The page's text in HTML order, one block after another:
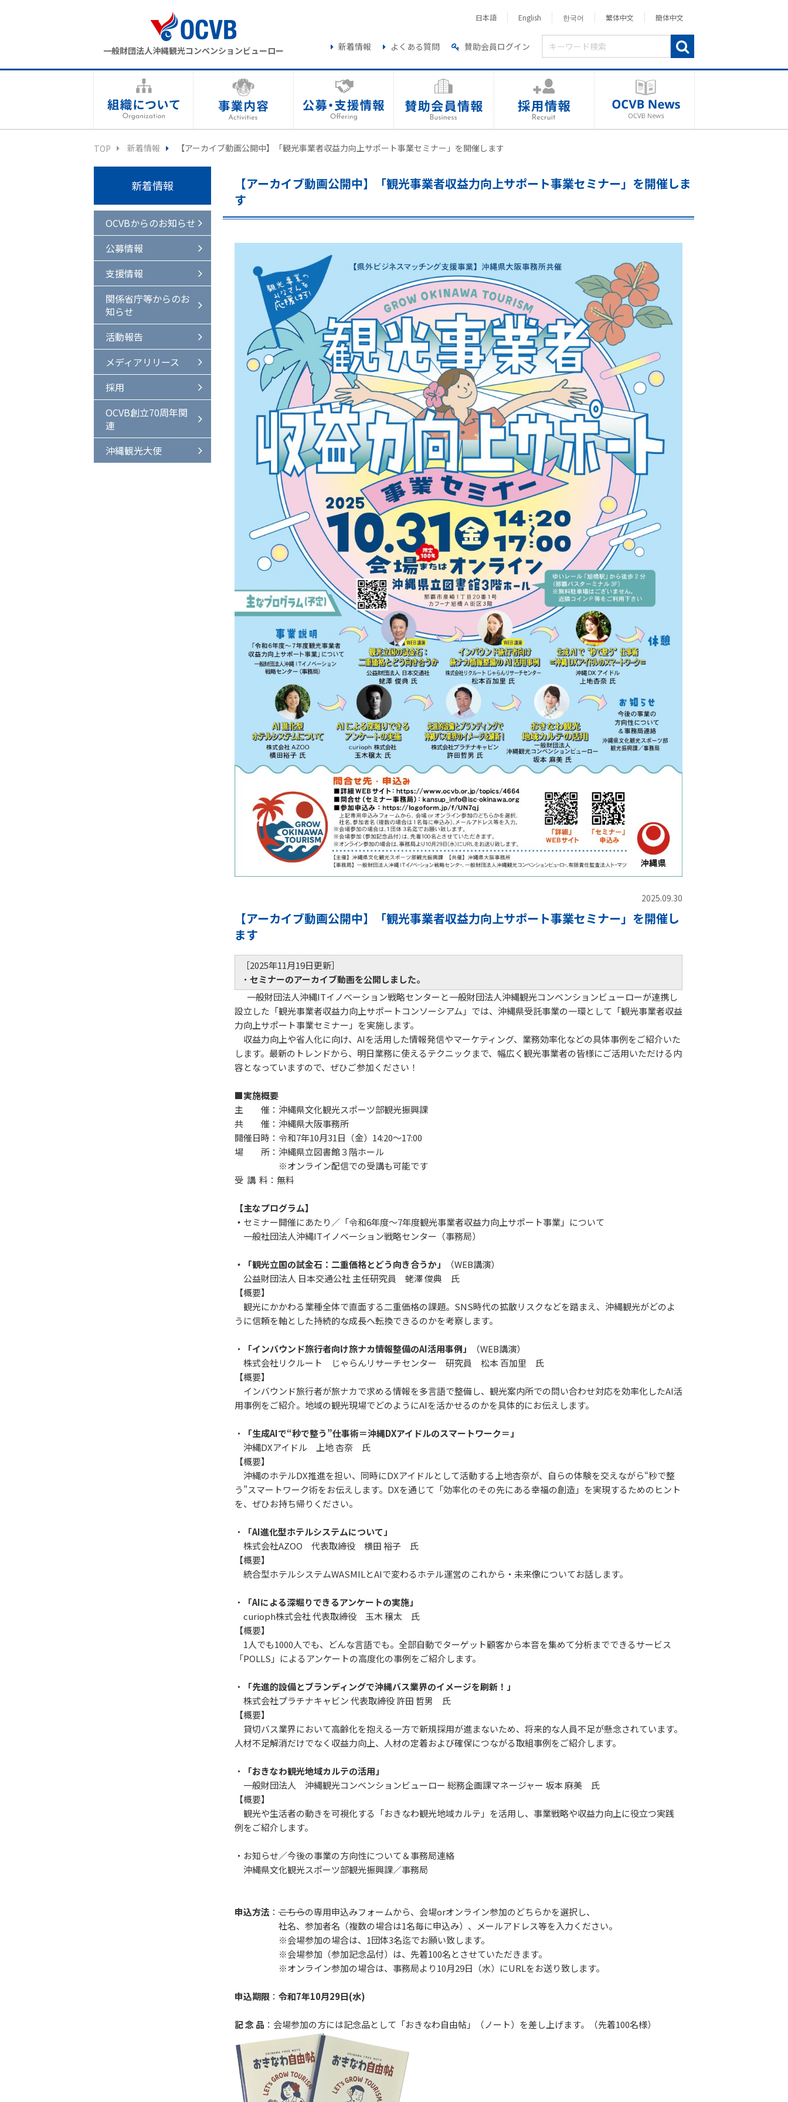
一般財団法人沖縄観光コンベンションビューロー
日本語 English 한국어 繁体中文 簡体中文
新着情報 よくある質問 賛助会員ログイン
TOP 新着情報 【アーカイブ動画公開中】「観光事業者収益力向上サポート事業セミナー」を開催します
【アーカイブ動画公開中】「観光事業者収益力向上サポート事業セミナー」を開催しま
す
2025.09.30
【アーカイブ動画公開中】「観光事業者収益力向上サポート事業セミナー」を開催し
ます
［2025年11月19日更新］
・ セミナーのアーカイブ動画を公開しました。
一般財団法人沖縄ITイノベーション戦略センターと一般財団法人沖縄観光コンベンションビューローが連携し
設立した「観光事業者収益力向上サポートコンソーシアム」では、沖縄県受託事業の一環として「観光事業者収益
力向上サポート事業セミナー」を実施します。
収益力向上や省人化に向け、AIを活用した情報発信やマーケティング、業務効率化などの具体事例をご紹介いた
します。最新のトレンドから、明日業務に使えるテクニックまで、幅広く観光事業者の皆様にご活用いただける内
容となっていますので、ぜひご参加ください！
■実施概要
主 催：沖縄県文化観光スポーツ部観光振興課
共 催：沖縄県大阪事務所
開催日時：令和7年10月31日（金）14:20～17:00
場 所：沖縄県立図書館３階ホール
※オンライン配信での受講も可能です
受 講 料：無料
【主なプログラム】
・ セミナー開催にあたり／「令和6年度～7年度観光事業者収益力向上サポート事業」について
一般社団法人沖縄ITイノベーション戦略センター（事務局）
・「観光立国の試金石：二重価格とどう向き合うか」
（WEB講演）
公益財団法人 日本交通公社 主任研究員 蛯澤 俊典 氏
【概要】
観光にかかわる業種全体で直面する二重価格の課題。SNS時代の拡散リスクなどを踏まえ、沖縄観光がどのよ
うに信頼を軸とした持続的な成長へ転換できるのかを考察します。
・ 「インバウンド旅行者向け旅ナカ情報整備のAI活用事例」
（WEB講演）
株式会社リクルート じゃらんリサーチセンター 研究員 松本 百加里 氏
【概要】
インバウンド旅行者が旅ナカで求める情報を多言語で整備し、観光案内所での問い合わせ対応を効率化したAI活
用事例をご紹介。地域の観光現場でどのようにAIを活かせるのかを具体的にお伝えします。
・
「生成AIで“秒で整う”仕事術＝沖縄DXアイドルのスマートワーク＝」
沖縄DXアイドル 上地 杏奈 氏
【概要】
沖縄のホテルDX推進を担い、同時にDXアイドルとして活動する上地杏奈が、自らの体験を交えながら“秒で整
う”スマートワーク術をお伝えします。DXを通じて「効率化のその先にある幸福の創造」を実現するためのヒント
を、ぜひお持ち帰りください。
・
「AI進化型ホテルシステムについて」
株式会社AZOO 代表取締役 横田 裕子 氏
【概要】
統合型ホテルシステムWASMILとAIで変わるホテル運営のこれから・未来像についてお話します。
・
「AIによる深堀りできるアンケートの実施」
curioph株式会社 代表取締役 玉木 穣太 氏
【概要】
1人でも1000人でも、どんな言語でも。全部自動でターゲット顧客から本音を集めて分析までできるサービス
「POLLS」によるアンケートの高度化の事例をご紹介します。
・
「先進的設備とブランディングで沖縄バス業界のイメージを刷新！」
株式会社プラチナキャビン 代表取締役 許田 哲男 氏
【概要】
貸切バス業界において高齢化を抱える一方で新規採用が進まないため、将来的な人員不足が懸念されています。
人材不足解消だけでなく収益力向上、人材の定着および確保につながる取組事例をご紹介します。
・
「おきなわ観光地域カルテの活用」
一般財団法人 沖縄観光コンベンションビューロー 総務企画課マネージャー 坂本 麻美 氏
【概要】
観光や生活者の動きを可視化する「おきなわ観光地域カルテ」を活用し、事業戦略や収益力向上に役立つ実践
例をご紹介します。
・お知らせ／今後の事業の方向性について＆事務局連絡
沖縄県文化観光スポーツ部観光振興課／事務局
申込方法 ： こちらの専用申込みフォームから、会場orオンライン参加のどちらかを選択し、
社名、参加者名（複数の場合は1名毎に申込み）、メールアドレス等を入力ください。
※会場参加の場合は、1団体3名迄でお願い致します。
※会場参加（参加記念品付）は、先着100名とさせていただきます。
※オンライン参加の場合は、事務局より10月29日（水）にURLをお送り致します。
申込期限 ： 令和7年10月29日(水)
記 念 品 ：会場参加の方には記念品として「おきなわ自由帖」（ノート）を差し上げます。（先着100名様）
新着情報
OCVBからのお知らせ
公募情報
支援情報
関係省庁等からのお
知らせ
活動報告
メディアリリース
採用
OCVB創立70周年関
連
沖縄観光大使